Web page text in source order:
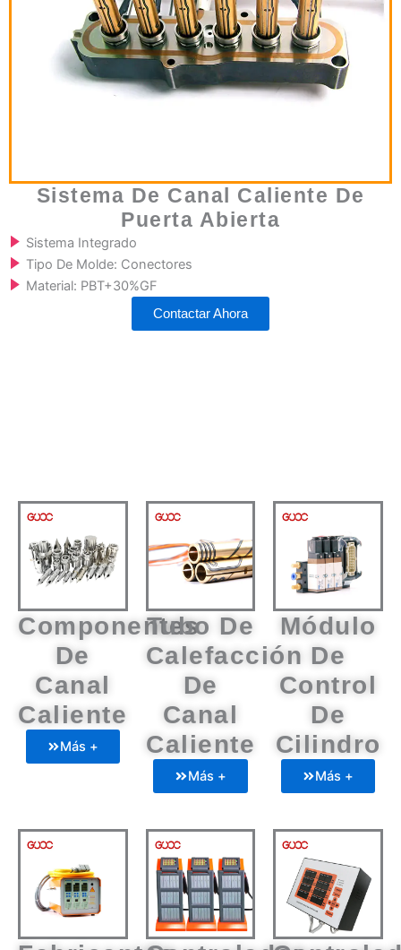
Sistema De Canal Caliente De
Puerta Abierta
Sistema Integrado
Tipo De Molde: Conectores
Material: PBT+30%GF
Contactar Ahora
Componentes
De
Canal
Caliente
Más +
Tubo De
Calefacción
De
Canal
Caliente
Más +
Módulo
De
Control
De
Cilindro
Más +